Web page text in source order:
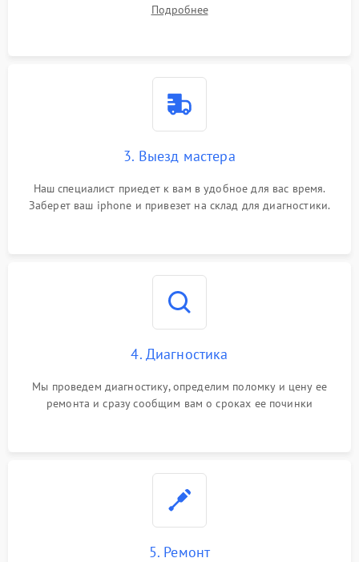
Подробнее
3. Выезд мастера
Наш специалист приедет к вам в удобное для вас время.
Заберет ваш iphone и привезет на склад для диагностики.
4. Диагностика
Мы проведем диагностику, определим поломку и цену ее
ремонта и сразу сообщим вам о сроках ее починки
5. Ремонт